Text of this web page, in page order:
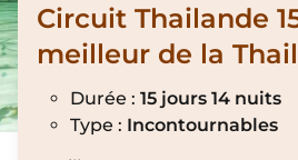
Circuit Thailande
meilleur de la
Durée : 15 jours 14 nuits
Type : Incontournables